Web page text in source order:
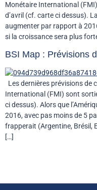
Monétaire International
d’avril (cf. carte ci dessus).
augmenter par rapport à
si la croissance sera plus
BSI Map : Prévisions
Les dernières prévisions de
International (FMI) sont
ci dessus). Alors que
2016, avec pas moins de 5
frapperait (Argentine, Brésil,
[…]